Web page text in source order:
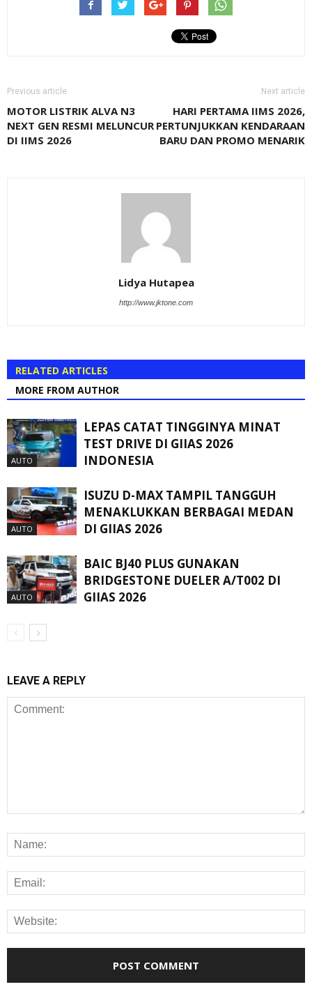
Previous article
MOTOR LISTRIK ALVA N3
NEXT GEN RESMI MELUNCUR
DI IIMS 2026
Next article
HARI PERTAMA IIMS 2026,
PERTUNJUKKAN KENDARAAN
BARU DAN PROMO MENARIK
Lidya Hutapea
http://www.jktone.com
RELATED ARTICLES
MORE FROM AUTHOR
AUTO
LEPAS CATAT TINGGINYA MINAT
TEST DRIVE DI GIIAS 2026
INDONESIA
AUTO
ISUZU D-MAX TAMPIL TANGGUH
MENAKLUKKAN BERBAGAI MEDAN
DI GIIAS 2026
AUTO
BAIC BJ40 PLUS GUNAKAN
BRIDGESTONE DUELER A/T002 DI
GIIAS 2026
LEAVE A REPLY